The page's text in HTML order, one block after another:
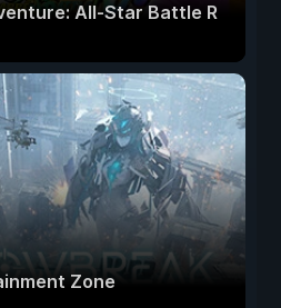
All-Star Battle R
Zone